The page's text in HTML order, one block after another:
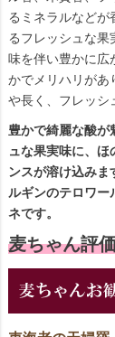
るミネラルなどが
るフレッシュな果
味を伴い豊かに広
かでメリハリがあ
や長く、フレッシ
豊かで綺麗な酸が
ュな果実味に、
ンスが溶け込み
ルギンのテロワー
ネです。
麦ちゃん評